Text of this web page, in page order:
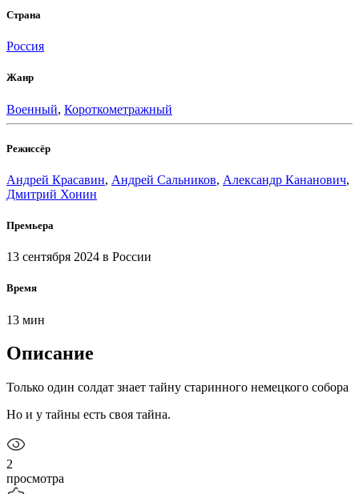
Страна
Россия
Жанр
Военный, Короткометражный
Режиссёр
Андрей Красавин, Андрей Сальников, Александр Кананович,
Дмитрий Хонин
Премьера
13 сентября 2024 в России
Время
13 мин
Описание
Только один солдат знает тайну старинного немецкого собора
Но и у тайны есть своя тайна.
2
просмотра